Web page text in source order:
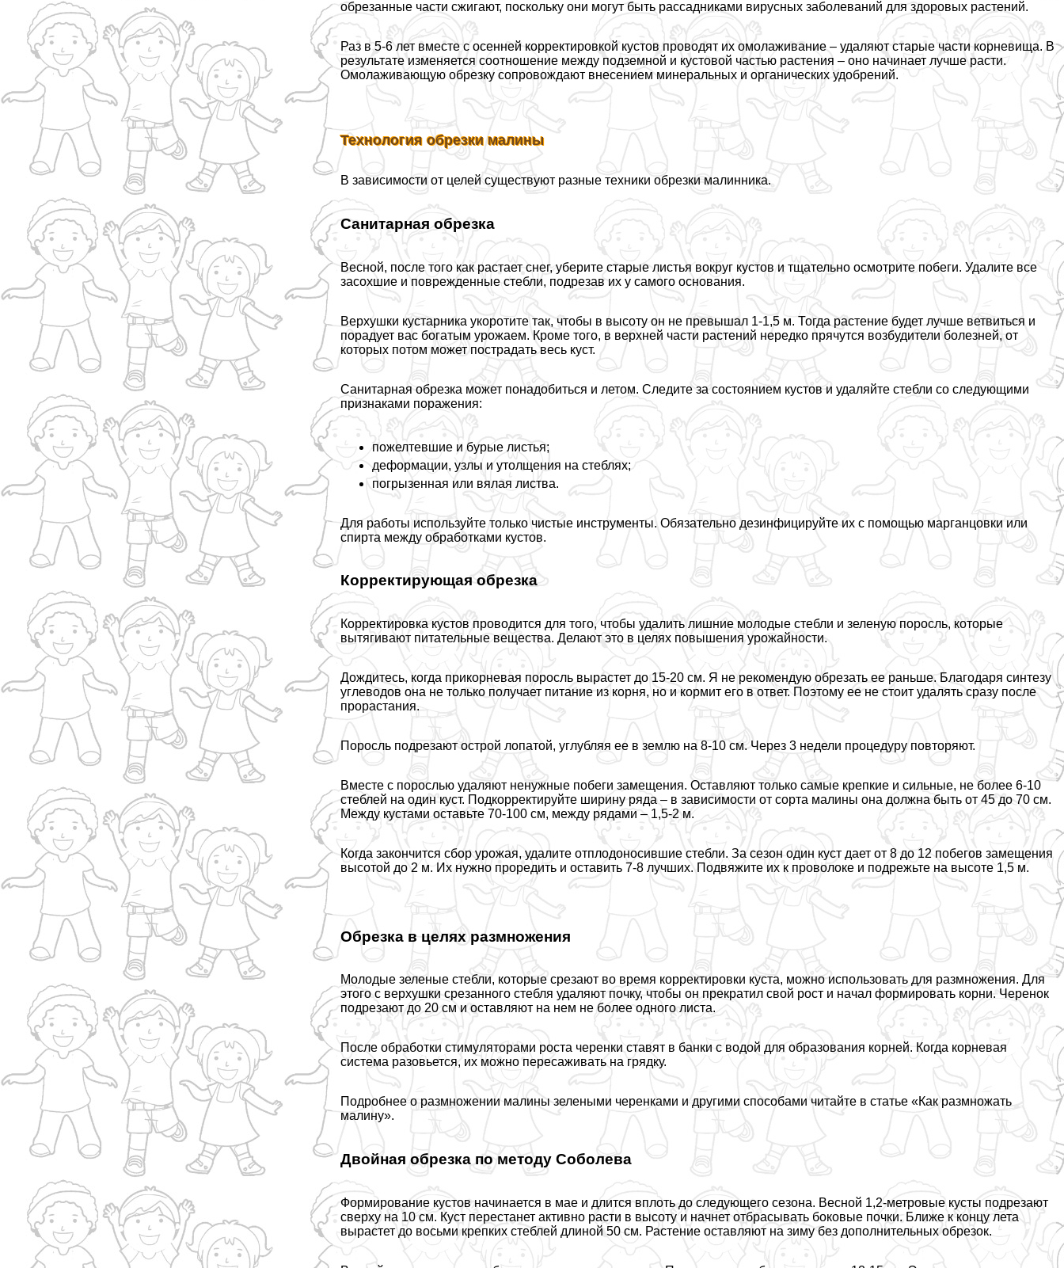
обрезанные части сжигают, поскольку они могут быть рассадниками вирусных заболеваний для здоровых растений.
Раз в 5-6 лет вместе с осенней корректировкой кустов проводят их омолаживание – удаляют старые части корневища. В
результате изменяется соотношение между подземной и кустовой частью растения – оно начинает лучше расти.
Омолаживающую обрезку сопровождают внесением минеральных и органических удобрений.
Технология обрезки малины
В зависимости от целей существуют разные техники обрезки малинника.
Санитарная обрезка
Весной, после того как растает снег, уберите старые листья вокруг кустов и тщательно осмотрите побеги. Удалите все
засохшие и поврежденные стeбли, подрезав их у самого основания.
Верхушки кустарника укоротите так, чтобы в высоту он не превышал 1-1,5 м. Тогда растение будет лучше ветвиться и
порадует вас богатым урожаем. Кроме того, в верхней части растений нередко прячутся возбудители болезней, от
которых потом может пострадать весь куст.
Санитарная обрезка может понадобиться и летом. Следите за состоянием кустов и удаляйте стeбли со следующими
признаками поражения:
пожелтевшие и бурые листья;
деформации, узлы и утолщения на стeблях;
погрызенная или вялая листва.
Для работы используйте только чистые инструменты. Обязательно дезинфицируйте их с помощью марганцовки или
спирта между обработками кустов.
Корректирующая обрезка
Корректировка кустов проводится для того, чтобы удалить лишние молодые стeбли и зеленую поросль, которые
вытягивают питательные вещества. Делают это в целях повышения урожайности.
Дождитесь, когда прикорневая поросль вырастет до 15-20 см. Я не рекомендую обрезать ее раньше. Благодаря синтезу
углеводов она не только получает питание из корня, но и кормит его в ответ. Поэтому ее не стоит удалять сразу после
прорастания.
Поросль подрезают острой лопатой, углубляя ее в землю на 8-10 см. Через 3 недели процедуру повторяют.
Вместе с порослью удаляют ненужные побеги замещения. Оставляют только самые крепкие и сильные, не более 6-10
стeблей на один куст. Подкорректируйте ширину ряда – в зависимости от сорта малины она должна быть от 45 до 70 см.
Между кустами оставьте 70-100 см, между рядами – 1,5-2 м.
Когда закончится сбор урожая, удалите отплодоносившие стeбли. За сезон один куст дает от 8 до 12 побегов замещения
высотой до 2 м. Их нужно проредить и оставить 7-8 лучших. Подвяжите их к проволоке и подрежьте на высоте 1,5 м.
Обрезка в целях размножения
Молодые зеленые стeбли, которые срезают во время корректировки куста, можно использовать для размножения. Для
этого с верхушки срезанного стeбля удаляют почку, чтобы он прекратил свой рост и начал формировать корни. Черенок
подрезают до 20 см и оставляют на нем не более одного листа.
После обработки стимуляторами роста черенки ставят в банки с водой для образования корней. Когда корневая
система разовьется, их можно пересаживать на грядку.
Подробнее о размножении малины зелеными черенками и другими способами читайте в статье «Как размножать
малину».
Двойная обрезка по методу Соболева
Формирование кустов начинается в мае и длится вплоть до следующего сезона. Весной 1,2-метровые кусты подрезают
сверху на 10 см. Куст перестанет активно расти в высоту и начнет отбрасывать боковые почки. Ближе к концу лета
вырастет до восьми крепких стeблей длиной 50 см. Растение оставляют на зиму без дополнительных обрезок.